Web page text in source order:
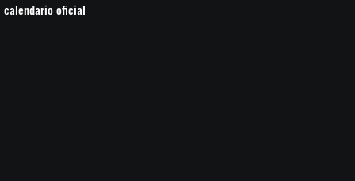
calendario oficial